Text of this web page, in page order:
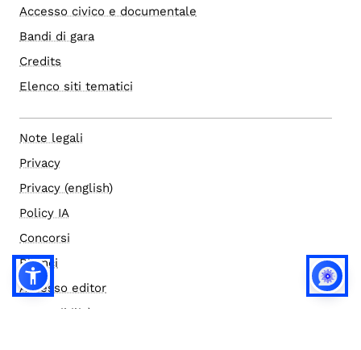
Accesso civico e documentale
Bandi di gara
Credits
Elenco siti tematici
Note legali
Privacy
Privacy (english)
Policy IA
Concorsi
Bilanci
Accesso editor
Accessibilità